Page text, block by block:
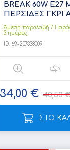
BREAK 60W Ε27
ΠΕΡΣΙΔΕΣ ΓΚΡΙ
Άμεση παραλαβή /
3 ημέρες
ID:69-207338009
34,00 € 40,50 €
ΣΤΟ